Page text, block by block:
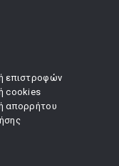
επιστροφών
cookies
απορρήτου